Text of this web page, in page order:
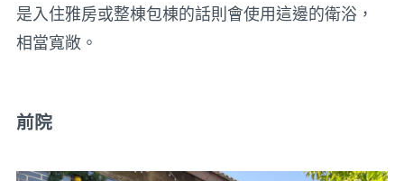
是入住雅房或整棟包棟的話則會使用這邊的衛浴，
相當寬敞。
前院